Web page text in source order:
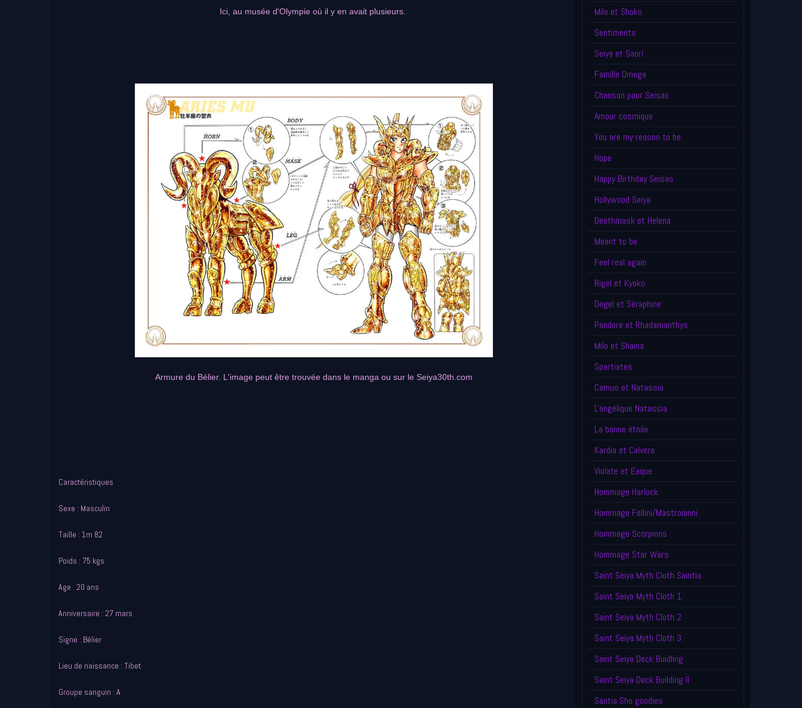
Ici, au musée d'Olympie où il y en avait plusieurs.
Armure du Bélier. L'image peut être trouvée dans le manga ou sur le Seiya30th.com
Caractéristiques
Sexe : Masculin
Taille : 1m 82
Poids : 75 kgs
Age : 20 ans
Anniversaire : 27 mars
Signe : Bélier
Lieu de naissance : Tibet
Groupe sanguin : A
Milo et Shoko
Sentiments
Seiya et Saori
Famille Omega
Chanson pour Seisao
Amour cosmique
You are my reason to be
Hope
Happy Birthday Seisao
Hollywood Seiya
Deathmask et Helena
Meant to be
Feel real again
Rigel et Kyoko
Degel et Séraphine
Pandore et Rhadamanthys
Milo et Shaina
Spartiates
Camus et Natassia
L'angélique Natassia
La bonne étoile
Kardia et Calvera
Violate et Eaque
Hommage Harlock
Hommage Fellini/Mastroianni
Hommage Scorpions
Hommage Star Wars
Saint Seiya Myth Cloth Saintia
Saint Seiya Myth Cloth 1
Saint Seiya Myth Cloth 2
Saint Seiya Myth Cloth 3
Saint Seiya Deck Buidling
Saint Seiya Deck Building II
Santia Sho goodies